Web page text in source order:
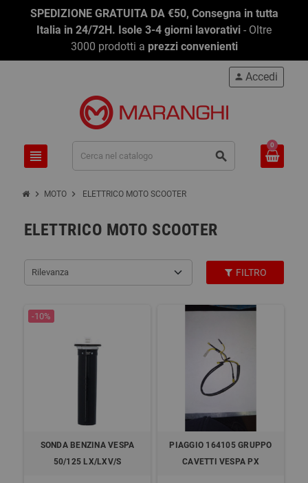
SPEDIZIONE GRATUITA DA €50, Consegna in tutta
Italia in 24/72H. Isole 3-4 giorni lavorativi - Oltre
3000 prodotti a prezzi convenienti
view_headline search
person Accedi
0
chevron_right MOTO chevron_right ELETTRICO MOTO SCOOTER
ELETTRICO MOTO SCOOTER
Rilevanza FILTRO
-10%
SONDA BENZINA VESPA
50/125 LX/LXV/S
PIAGGIO 164105 GRUPPO
CAVETTI VESPA PX